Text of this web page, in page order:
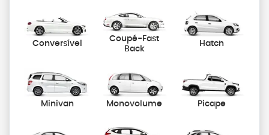
Conversível
Coupé-Fast
Back
Hatch
Minivan Monovolume Picape